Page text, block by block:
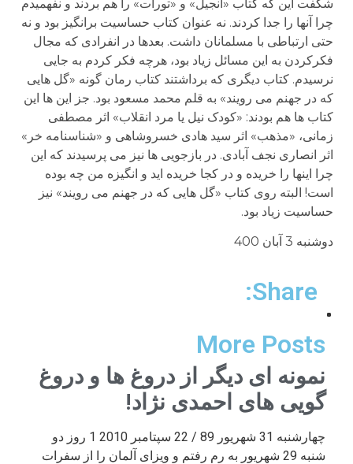
شگفت این که کتاب «انجیل» و «تورات» را هم بردند و نفهمیدم
چرا آنها را جدا ‏کردند. نه عنوان کتاب حساسیت برانگیز بود و نه
حتی ارتباطی با مسلمانان داشت. بعدها در انفرادی که مجال
فکرکردن به این مسائل زیاد بود، هرچه فکر کردم به جایی
نرسیدم. کتاب دیگری که برداشتند کتاب رمان گونه «گل هایی
که در جهنم می رویند» به قلم محمد مسعود بود. جز این ها این
کتاب ها هم بودند: «کودک نیل یا مرد انقلاب» اثر مصطفی
زمانی، «مذهب» اثر سید هادی خسروشاهی و «شناسنامه خر»
اثر انصاری نجف آبادی. در بازجویی ها نیز می پرسیدند که این
چرا اینها را خریده و در کجا خریده اید و انگیزه من چه بوده
است! البته روی کتاب «گل هایی که در جهنم می رویند» نیز
حساسیت زیاد بود.
دوشنبه 3 آبان 400
Share:
More Posts
نمونه ای دیگر از دروغ ها و دروغ
گویی های احمدی نژاد!
چهارشنبه 31 شهریور 89 / 22 سپتامبر 2010 1 روز دو
شنبه 29 شهریور به رم رفتم و ویزای آلمان را از سفرات